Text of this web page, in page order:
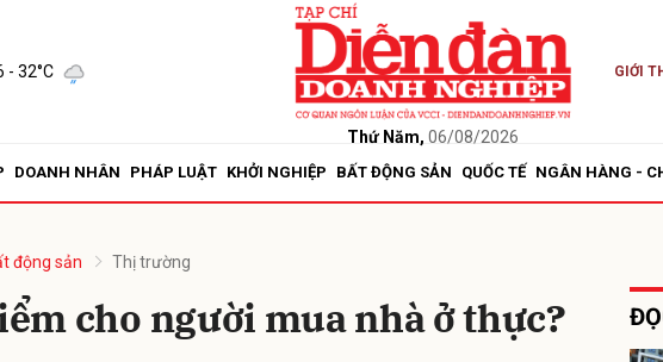
- 32°C
Thứ Năm, 06/08/2026
GIỚI
DOANH NHÂN PHÁP LUẬT KHỞI NGHIỆP BẤT ĐỘNG SẢN QUỐC TẾ NGÂN HÀNG -
động sản Thị trường
cho người mua nhà ở thực?